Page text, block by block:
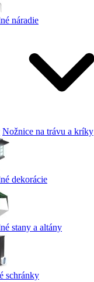
náradie
Nožnice na trávu a kríky
dekorácie
stany a altány
schránky